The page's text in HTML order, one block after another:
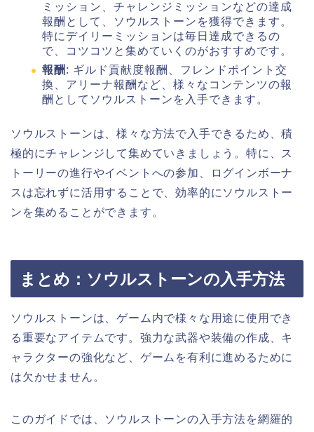
ミッション、チャレンジミッションなどの達成
報酬として、ソウルストーンを獲得できます。
特にデイリーミッションは毎日達成できるの
で、コツコツと集めていくのがおすすめです。
報酬 : ギルド貢献度報酬、フレンドポイント交
換、アリーナ報酬など、様々なコンテンツの報
酬としてソウルストーンを入手できます。
ソウルストーンは、様々な方法で入手できるため、積
極的にチャレンジして集めていきましょう。特に、ス
トーリーの進行やイベントへの参加、ログインボーナ
スは忘れずに活用することで、効率的にソウルストー
ンを集めることができます。
まとめ：ソウルストーンの入手方法
ソウルストーンは、ゲーム内で様々な用途に使用でき
る重要なアイテムです。強力な武器や装備の作成、キ
ャラクターの強化など、ゲームを有利に進めるために
は欠かせません。
このガイドでは、ソウルストーンの入手方法を網羅的